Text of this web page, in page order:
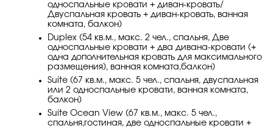
односпальные кровати + диван-кровать/
Двуспальная кровать + диван-кровать, ванная
комната, балкон)
Duplex (54 кв.м., макс. 2 чел., спальня, Две
односпальные кровати + два дивана-кровати (+
одна дополнительная кровать для максимального
размещения), ванная комната,балкон)
Suite (67 кв.м., макс. 5 чел., спальня, двуспальная
или 2 односпальные кровати, ванная комната,
балкон)
Suite Ocean View (67 кв.м., макс. 5 чел.,
спальня,гостиная, две односпальные кровати +